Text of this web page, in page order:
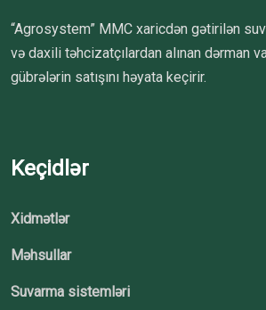
“Agrosystem” MMC xaricdən gətirilən
və daxili təhcizatçılardan alınan dərman
gübrələrin satışını həyata keçirir.
Keçidlər
Xidmətlər
Məhsullar
Suvarma sistemləri